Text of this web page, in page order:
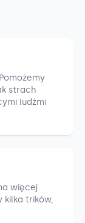
strach
ludźmi
więcej
kilka trików,